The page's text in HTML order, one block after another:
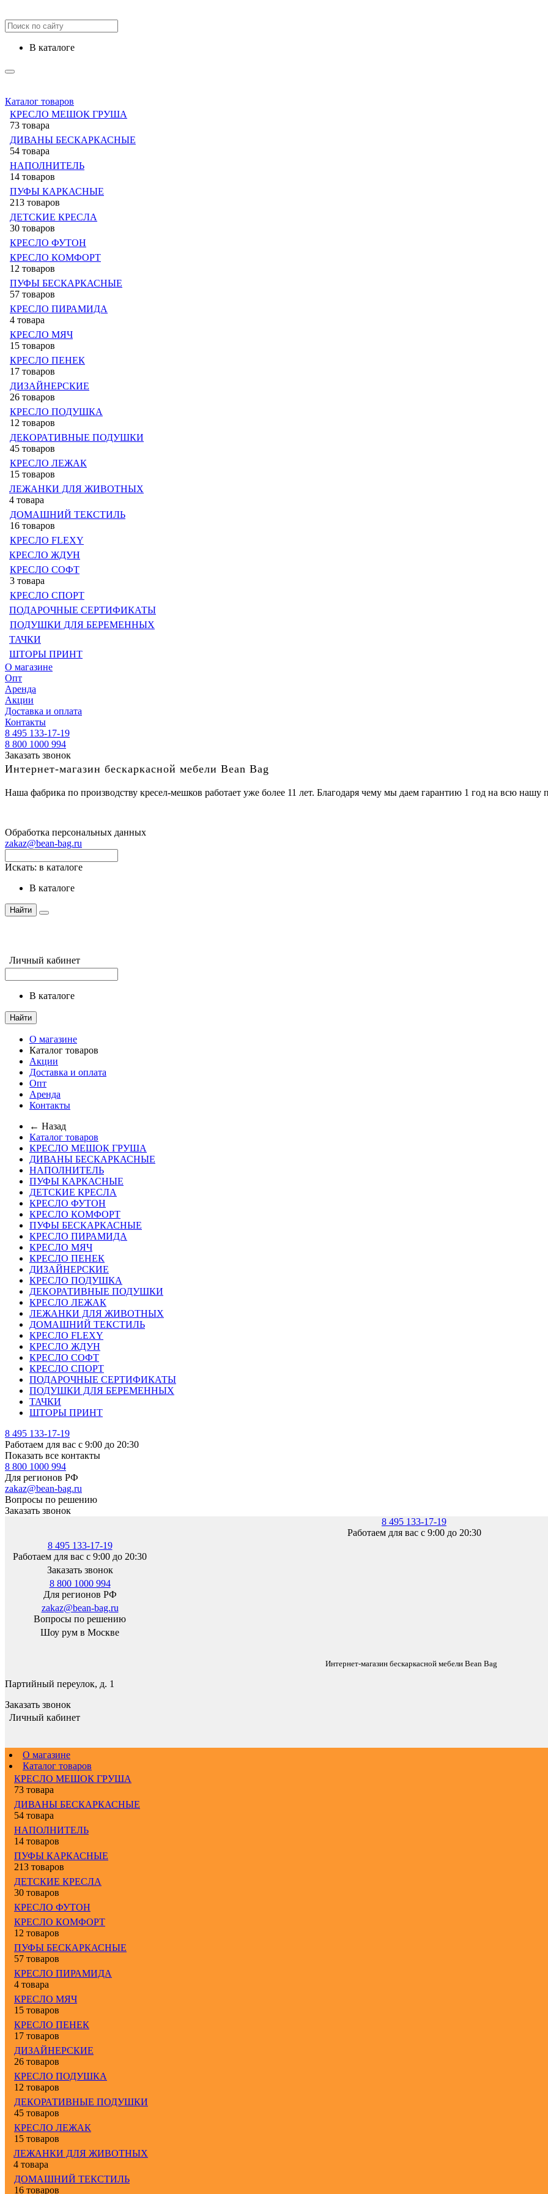
в каталоге
Каталог товаров
КРЕСЛО МЕШОК ГРУША
73 товара
ДИВАНЫ БЕСКАРКАСНЫЕ
54 товара
НАПОЛНИТЕЛЬ
14 товаров
ПУФЫ КАРКАСНЫЕ
213 товаров
ДЕТСКИЕ КРЕСЛА
30 товаров
КРЕСЛО ФУТОН
КРЕСЛО КОМФОРТ
12 товаров
ПУФЫ БЕСКАРКАСНЫЕ
57 товаров
КРЕСЛО ПИРАМИДА
4 товара
КРЕСЛО МЯЧ
15 товаров
КРЕСЛО ПЕНЕК
17 товаров
ДИЗАЙНЕРСКИЕ
26 товаров
КРЕСЛО ПОДУШКА
12 товаров
ДЕКОРАТИВНЫЕ ПОДУШКИ
45 товаров
КРЕСЛО ЛЕЖАК
15 товаров
ЛЕЖАНКИ ДЛЯ ЖИВОТНЫХ
4 товара
ДОМАШНИЙ ТЕКСТИЛЬ
16 товаров
КРЕСЛО FLEXY
КРЕСЛО ЖДУН
КРЕСЛО СОФТ
3 товара
КРЕСЛО СПОРТ
ПОДАРОЧНЫЕ СЕРТИФИКАТЫ
ПОДУШКИ ДЛЯ БЕРЕМЕННЫХ
ТАЧКИ
ШТОРЫ ПРИНТ
О магазине
Опт
Аренда
Акции
Доставка и оплата
Контакты
8 495 133-17-19
8 800 1000 994
Заказать звонок
Интернет-магазин бескаркасной мебели Bean Bag
Наша фабрика по производству кресел-мешков работает уже более 11 лет. Благодаря чему мы даем гарантию 1 год на всю нашу
Обработка персональных данных
zakaz@bean-bag.ru
Искать: в каталоге
в каталоге
Найти
Личный кабинет
в каталоге
Найти
О магазине
Каталог товаров
Акции
Доставка и оплата
Опт
Аренда
Контакты
← Назад
Каталог товаров
КРЕСЛО МЕШОК ГРУША
ДИВАНЫ БЕСКАРКАСНЫЕ
НАПОЛНИТЕЛЬ
ПУФЫ КАРКАСНЫЕ
ДЕТСКИЕ КРЕСЛА
КРЕСЛО ФУТОН
КРЕСЛО КОМФОРТ
ПУФЫ БЕСКАРКАСНЫЕ
КРЕСЛО ПИРАМИДА
КРЕСЛО МЯЧ
КРЕСЛО ПЕНЕК
ДИЗАЙНЕРСКИЕ
КРЕСЛО ПОДУШКА
ДЕКОРАТИВНЫЕ ПОДУШКИ
КРЕСЛО ЛЕЖАК
ЛЕЖАНКИ ДЛЯ ЖИВОТНЫХ
ДОМАШНИЙ ТЕКСТИЛЬ
КРЕСЛО FLEXY
КРЕСЛО ЖДУН
КРЕСЛО СОФТ
КРЕСЛО СПОРТ
ПОДАРОЧНЫЕ СЕРТИФИКАТЫ
ПОДУШКИ ДЛЯ БЕРЕМЕННЫХ
ТАЧКИ
ШТОРЫ ПРИНТ
8 495 133-17-19
Работаем для вас с 9:00 до 20:30
Показать все контакты
8 800 1000 994
Для регионов РФ
zakaz@bean-bag.ru
Вопросы по решению
Заказать звонок
8 495 133-17-19
Работаем для вас с 9:00 до 20:30
8 495 133-17-19
Работаем для вас с 9:00 до 20:30
Заказать звонок
8 800 1000 994
Для регионов РФ
zakaz@bean-bag.ru
Вопросы по решению
Шоу рум в Москве
Интернет-магазин бескаркасной мебели Bean Bag
Партийный переулок, д. 1
Заказать звонок
Личный кабинет
О магазине
Каталог товаров
КРЕСЛО МЕШОК ГРУША
73 товара
ДИВАНЫ БЕСКАРКАСНЫЕ
54 товара
НАПОЛНИТЕЛЬ
14 товаров
ПУФЫ КАРКАСНЫЕ
213 товаров
ДЕТСКИЕ КРЕСЛА
30 товаров
КРЕСЛО ФУТОН
КРЕСЛО КОМФОРТ
12 товаров
ПУФЫ БЕСКАРКАСНЫЕ
57 товаров
КРЕСЛО ПИРАМИДА
4 товара
КРЕСЛО МЯЧ
15 товаров
КРЕСЛО ПЕНЕК
17 товаров
ДИЗАЙНЕРСКИЕ
26 товаров
КРЕСЛО ПОДУШКА
12 товаров
ДЕКОРАТИВНЫЕ ПОДУШКИ
45 товаров
КРЕСЛО ЛЕЖАК
15 товаров
ЛЕЖАНКИ ДЛЯ ЖИВОТНЫХ
4 товара
ДОМАШНИЙ ТЕКСТИЛЬ
16 товаров